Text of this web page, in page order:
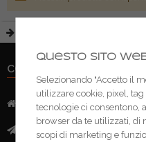
CONTATTI
Indirizzo:Via Mazzini, 52 -
Questo sito
Selezionando "Accetto il
utilizzare cookie, pixel,
tecnologie ci consentono,
browser da te utilizzati, di
scopi di marketing e